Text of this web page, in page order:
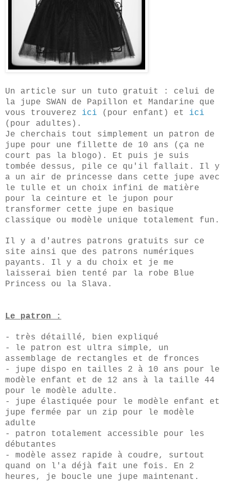
Un article sur un tuto gratuit : celui de
la jupe SWAN de Papillon et Mandarine que
vous trouverez ici (pour enfant) et ici
(pour adultes).
Je cherchais tout simplement un patron de
jupe pour une fillette de 10 ans (ça ne
court pas la blogo). Et puis je suis
tombée dessus, pile ce qu'il fallait. Il y
a un air de princesse dans cette jupe avec
le tulle et un choix infini de matière
pour la ceinture et le jupon pour
transformer cette jupe en basique
classique ou modèle unique totalement fun.
Il y a d'autres patrons gratuits sur ce
site ainsi que des patrons numériques
payants. Il y a du choix et je me
laisserai bien tenté par la robe Blue
Princess ou la Slava.
Le patron :
- très détaillé, bien expliqué
- le patron est ultra simple, un
assemblage de rectangles et de fronces
- jupe dispo en tailles 2 à 10 ans pour le
modèle enfant et de 12 ans à la taille 44
pour le modèle adulte.
- jupe élastiquée pour le modèle enfant et
jupe fermée par un zip pour le modèle
adulte
- patron totalement accessible pour les
débutantes
- modèle assez rapide à coudre, surtout
quand on l'a déjà fait une fois. En 2
heures, je boucle une jupe maintenant.